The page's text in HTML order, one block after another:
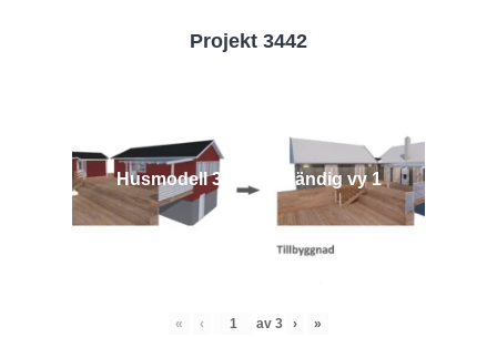
Projekt 3442
Husmodell 3442 - Utvändig vy 1
« ‹ av 3 › »